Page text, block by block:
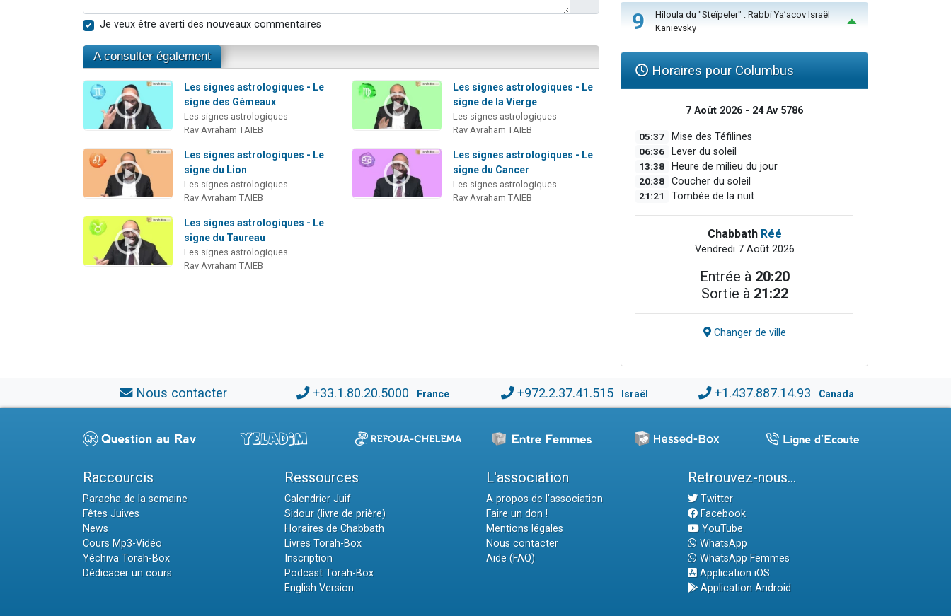
Je veux être averti des nouveaux commentaires
A consulter également
Les signes astrologiques - Le
signe des Gémeaux
Les signes astrologiques
Rav Avraham TAIEB
Les signes astrologiques - Le
signe de la Vierge
Les signes astrologiques
Rav Avraham TAIEB
Les signes astrologiques - Le
signe du Lion
Les signes astrologiques
Rav Avraham TAIEB
Les signes astrologiques - Le
signe du Cancer
Les signes astrologiques
Rav Avraham TAIEB
Les signes astrologiques - Le
signe du Taureau
Les signes astrologiques
Rav Avraham TAIEB
9
Hiloula du "Steïpeler" : Rabbi Ya’acov Israël
Kanievsky
Horaires pour Columbus
7 Août 2026 - 24 Av 5786
05:37 Mise des Téfilines
06:36 Lever du soleil
13:38 Heure de milieu du jour
20:38 Coucher du soleil
21:21 Tombée de la nuit
Chabbath Réé
Vendredi 7 Août 2026
Entrée à 20:20
Sortie à 21:22
Changer de ville
Nous contacter +33.1.80.20.5000 France +972.2.37.41.515 Israël +1.437.887.14.93 Canada
Raccourcis
Paracha de la semaine
Fêtes Juives
News
Cours Mp3-Vidéo
Yéchiva Torah-Box
Dédicacer un cours
Ressources
Calendrier Juif
Sidour (livre de prière)
Horaires de Chabbath
Livres Torah-Box
Inscription
Podcast Torah-Box
English Version
L'association
A propos de l'association
Faire un don !
Mentions légales
Nous contacter
Aide (FAQ)
Retrouvez-nous...
Twitter
Facebook
YouTube
WhatsApp
WhatsApp Femmes
Application iOS
Application Android